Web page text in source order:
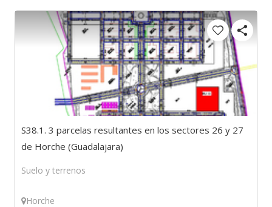
S38.1. 3 parcelas resultantes en los sectores 26 y 27
de Horche (Guadalajara)
Suelo y terrenos
Horche